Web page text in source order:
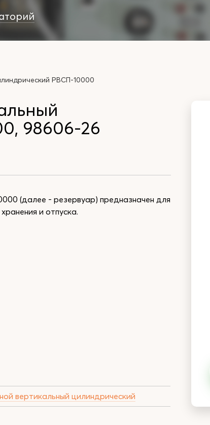
РВСП-10000
98606-26
(далее - резервуар) предназначен для
и отпуска.
вертикальный цилиндрический